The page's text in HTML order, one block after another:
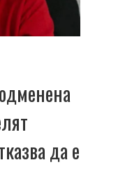
да е